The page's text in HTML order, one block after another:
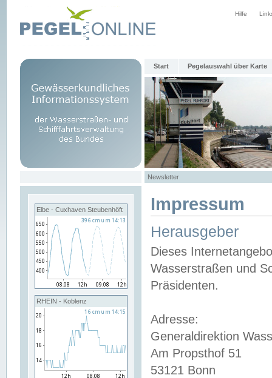
Hilfe
Start Pegelauswahl über Karte
Newsletter
Elbe - Cuxhaven Steubenhöft
RHEIN - Koblenz
Impressum
Herausgeber
Dieses
Wasserstraßen und
Präsidenten.
Adresse:
Generaldirektion
Am Propsthof 51
53121 Bonn